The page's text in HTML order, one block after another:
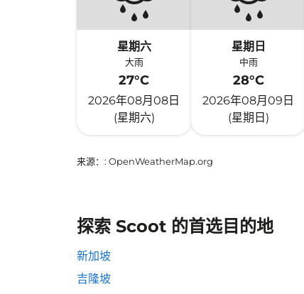
星期六
大雨
27°C
2026年08月08日
(星期六)
星期日
中雨
28°C
2026年08月09日
(星期日)
来源： : OpenWeatherMap.org
探索 Scoot 的首选目的地
新加坡
吉隆坡